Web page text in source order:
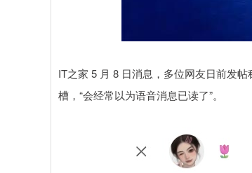
IT之家 5 月 8 日消息，多位网友日前发
槽，“会经常以为语音消息已读了”。